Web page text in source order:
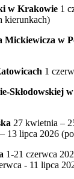
w Krakowie 1
kierunkach)
Mickiewicza w
1
Skłodowskiej
27 kwietnia –
13 lipca 2026
1-21 czerwca
- 11 lipca